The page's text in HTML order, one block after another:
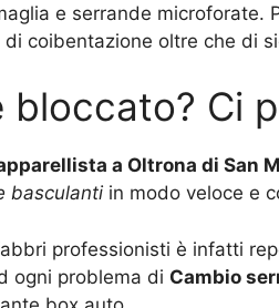
e serrande microforate.
coibentazione oltre che di
bloccato? Ci
a Oltrona di San
basculanti in modo veloce e
professionisti è infatti
ogni problema di Cambio